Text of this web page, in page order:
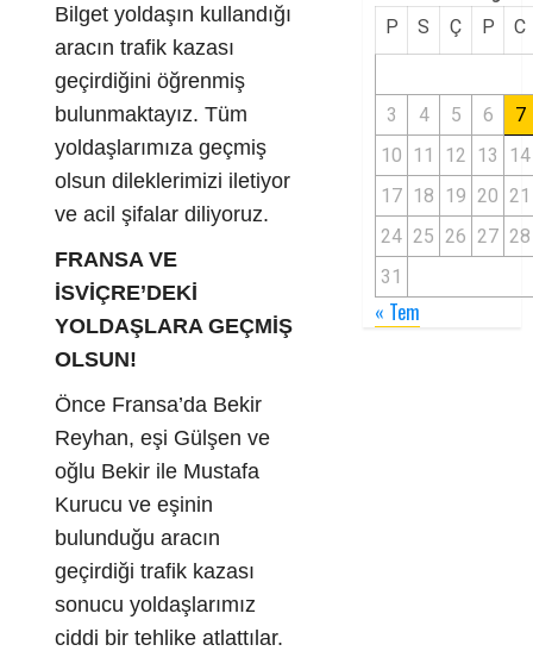
Bilget yoldaşın kullandığı
aracın trafik kazası
geçirdiğini öğrenmiş
bulunmaktayız. Tüm
yoldaşlarımıza geçmiş
olsun dileklerimizi iletiyor
ve acil şifalar diliyoruz.
FRANSA VE
İSVİÇRE’DEKİ
YOLDAŞLARA GEÇMİŞ
OLSUN!
Önce Fransa’da Bekir
Reyhan, eşi Gülşen ve
oğlu Bekir ile Mustafa
Kurucu ve eşinin
bulunduğu aracın
geçirdiği trafik kazası
sonucu yoldaşlarımız
ciddi bir tehlike atlattılar.
P S Ç P C
3 4 5 6
7
10 11 12 13
14
17 18 19 20 21
24 25 26 27 28
31
« Tem